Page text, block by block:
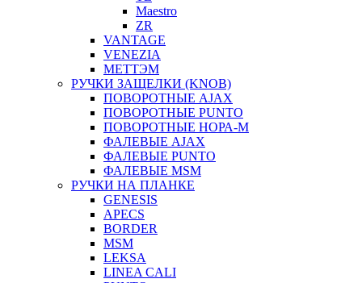
Maestro
ZR
VANTAGE
VENEZIA
МЕТТЭМ
РУЧКИ ЗАЩЕЛКИ (KNOB)
ПОВОРОТНЫЕ AJAX
ПОВОРОТНЫЕ PUNTO
ПОВОРОТНЫЕ НОРА-М
ФАЛЕВЫЕ AJAX
ФАЛЕВЫЕ PUNTO
ФАЛЕВЫЕ MSM
РУЧКИ НА ПЛАНКЕ
GENESIS
APECS
BORDER
MSM
LEKSA
LINEA CALI